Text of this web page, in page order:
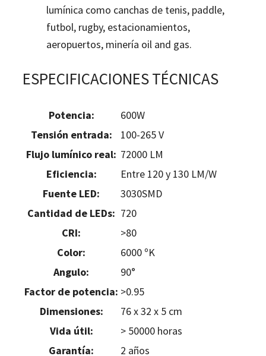
lumínica como canchas de tenis, paddle,
futbol, rugby, estacionamientos,
aeropuertos, minería oil and gas.
ESPECIFICACIONES TÉCNICAS
Potencia:
600W
Tensión entrada:
100-265 V
Flujo lumínico real: 72000 LM
Eficiencia:
Entre 120 y 130 LM/W
Fuente LED:
3030SMD
Cantidad de LEDs: 720
CRI:
>80
Color:
6000 ºK
Angulo:
90°
Factor de potencia: >0.95
Dimensiones:
76 x 32 x 5 cm
Vida útil:
> 50000 horas
Garantía:
2 años